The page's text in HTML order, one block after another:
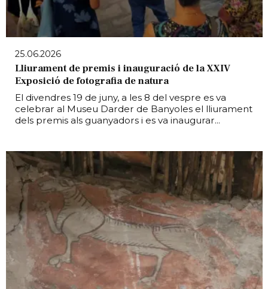
25.06.2026
Lliurament de premis i inauguració de la XXIV
Exposició de fotografia de natura
El divendres 19 de juny, a les 8 del vespre es va
celebrar al Museu Darder de Banyoles el lliurament
dels premis als guanyadors i es va inaugurar...